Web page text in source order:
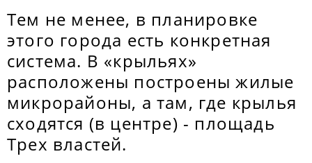
Тем не менее, в планировке
этого города есть конкретная
система. В «крыльях»
расположены построены жилые
микрорайоны, а там, где крылья
сходятся (в центре) - площадь
Трех властей.